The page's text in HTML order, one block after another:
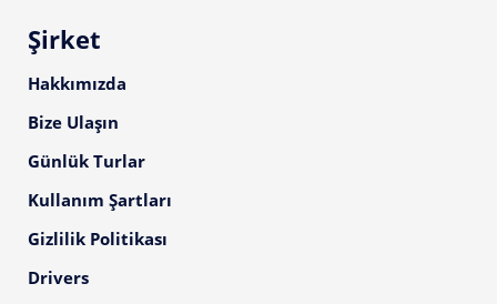
Şirket
Hakkımızda
Bize Ulaşın
Günlük Turlar
Kullanım Şartları
Gizlilik Politikası
Drivers